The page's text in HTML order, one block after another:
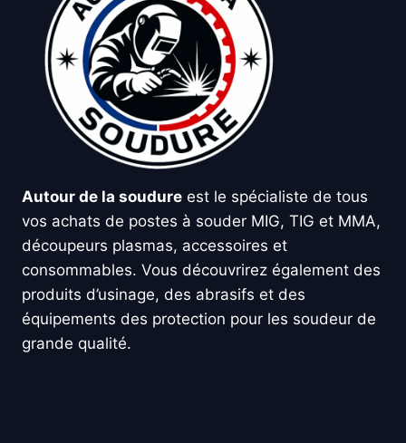
Autour de la soudure est le spécialiste de tous
vos achats de postes à souder MIG, TIG et MMA,
découpeurs plasmas, accessoires et
consommables. Vous découvrirez également des
produits d’usinage, des abrasifs et des
équipements des protection pour les soudeur de
grande qualité.